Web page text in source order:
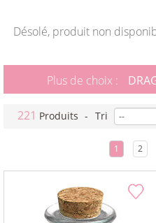
Désolé, produit non
Plus de choix :
221 Produits - Tri
1 2